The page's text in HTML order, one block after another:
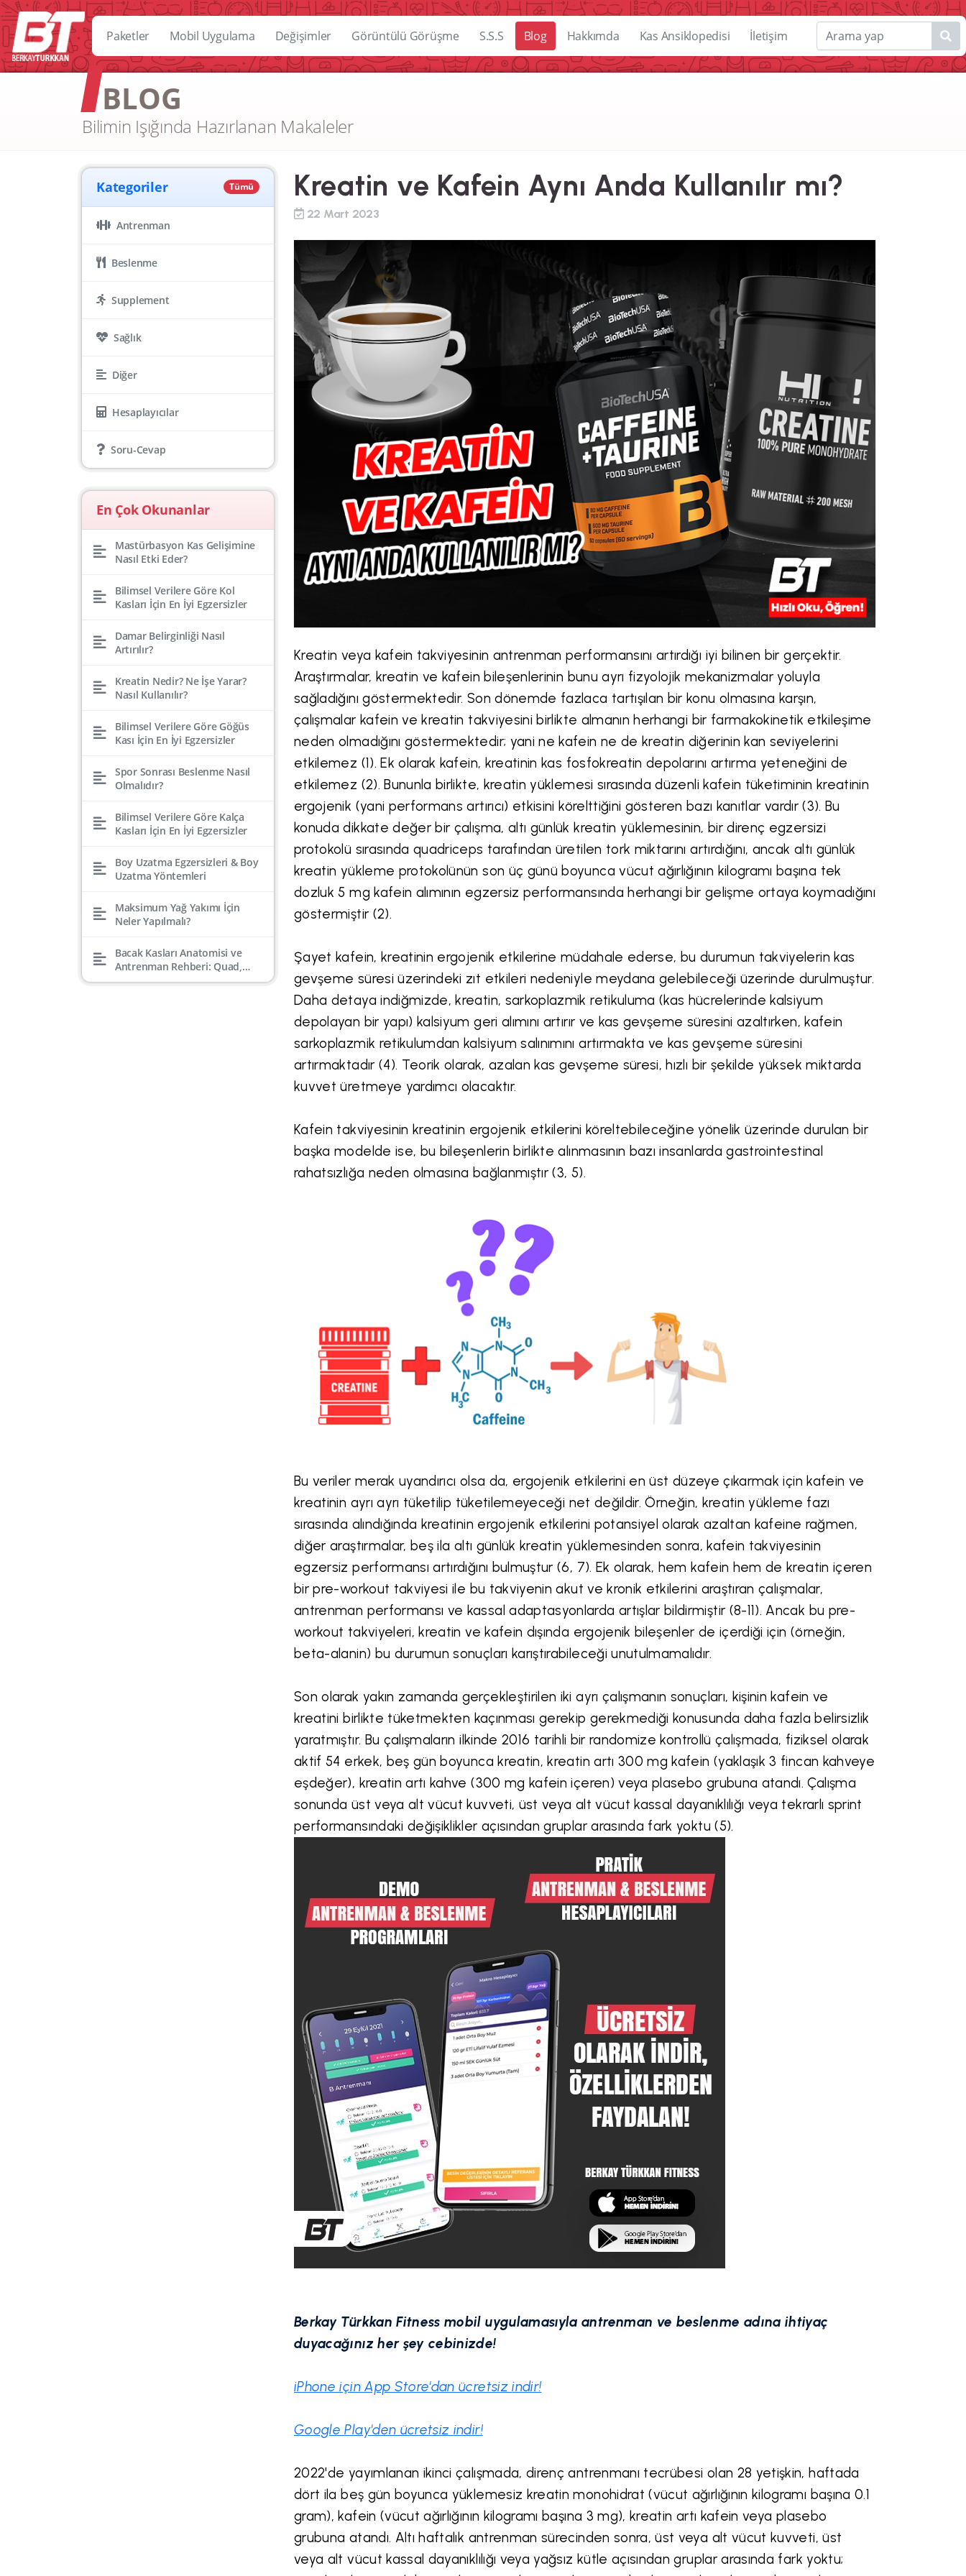
Paketler Mobil Uygulama Değişimler Görüntülü Görüşme S.S.S Blog Hakkımda Kas Ansiklopedisi İletişim
BLOG
Bilimin Işığında Hazırlanan Makaleler
Kategoriler Tümü
Antrenman
Beslenme
Supplement
Sağlık
Diğer
Hesaplayıcılar
Soru-Cevap
En Çok Okunanlar
Mastürbasyon Kas Gelişimine
Nasıl Etki Eder?
Bilimsel Verilere Göre Kol
Kasları İçin En İyi Egzersizler
Damar Belirginliği Nasıl
Artırılır?
Kreatin Nedir? Ne İşe Yarar?
Nasıl Kullanılır?
Bilimsel Verilere Göre Göğüs
Kası İçin En İyi Egzersizler
Spor Sonrası Beslenme Nasıl
Olmalıdır?
Bilimsel Verilere Göre Kalça
Kasları İçin En İyi Egzersizler
Boy Uzatma Egzersizleri & Boy
Uzatma Yöntemleri
Maksimum Yağ Yakımı İçin
Neler Yapılmalı?
Bacak Kasları Anatomisi ve
Antrenman Rehberi: Quad,
Hamstring, Kalf, Gluteal
Kreatin ve Kafein Aynı Anda Kullanılır mı?
22 Mart 2023
Kreatin veya kafein takviyesinin antrenman performansını artırdığı iyi bilinen bir gerçektir.
Araştırmalar, kreatin ve kafein bileşenlerinin bunu ayrı fizyolojik mekanizmalar yoluyla
sağladığını göstermektedir. Son dönemde fazlaca tartışılan bir konu olmasına karşın,
çalışmalar kafein ve kreatin takviyesini birlikte almanın herhangi bir farmakokinetik etkileşime
neden olmadığını göstermektedir; yani ne kafein ne de kreatin diğerinin kan seviyelerini
etkilemez (1). Ek olarak kafein, kreatinin kas fosfokreatin depolarını artırma yeteneğini de
etkilemez (2). Bununla birlikte, kreatin yüklemesi sırasında düzenli kafein tüketiminin kreatinin
ergojenik (yani performans artırıcı) etkisini körelttiğini gösteren bazı kanıtlar vardır (3). Bu
konuda dikkate değer bir çalışma, altı günlük kreatin yüklemesinin, bir direnç egzersizi
protokolü sırasında quadriceps tarafından üretilen tork miktarını artırdığını, ancak altı günlük
kreatin yükleme protokolünün son üç günü boyunca vücut ağırlığının kilogramı başına tek
dozluk 5 mg kafein alımının egzersiz performansında herhangi bir gelişme ortaya koymadığını
göstermiştir (2).
Şayet kafein, kreatinin ergojenik etkilerine müdahale ederse, bu durumun takviyelerin kas
gevşeme süresi üzerindeki zıt etkileri nedeniyle meydana gelebileceği üzerinde durulmuştur.
Daha detaya indiğmizde, kreatin, sarkoplazmik retikuluma (kas hücrelerinde kalsiyum
depolayan bir yapı) kalsiyum geri alımını artırır ve kas gevşeme süresini azaltırken, kafein
sarkoplazmik retikulumdan kalsiyum salınımını artırmakta ve kas gevşeme süresini
artırmaktadır (4). Teorik olarak, azalan kas gevşeme süresi, hızlı bir şekilde yüksek miktarda
kuvvet üretmeye yardımcı olacaktır.
Kafein takviyesinin kreatinin ergojenik etkilerini köreltebileceğine yönelik üzerinde durulan bir
başka modelde ise, bu bileşenlerin birlikte alınmasının bazı insanlarda gastrointestinal
rahatsızlığa neden olmasına bağlanmıştır (3, 5).
Bu veriler merak uyandırıcı olsa da, ergojenik etkilerini en üst düzeye çıkarmak için kafein ve
kreatinin ayrı ayrı tüketilip tüketilemeyeceği net değildir. Örneğin, kreatin yükleme fazı
sırasında alındığında kreatinin ergojenik etkilerini potansiyel olarak azaltan kafeine rağmen,
diğer araştırmalar, beş ila altı günlük kreatin yüklemesinden sonra, kafein takviyesinin
egzersiz performansı artırdığını bulmuştur (6, 7). Ek olarak, hem kafein hem de kreatin içeren
bir pre-workout takviyesi ile bu takviyenin akut ve kronik etkilerini araştıran çalışmalar,
antrenman performansı ve kassal adaptasyonlarda artışlar bildirmiştir (8-11). Ancak bu pre-
workout takviyeleri, kreatin ve kafein dışında ergojenik bileşenler de içerdiği için (örneğin,
beta-alanin) bu durumun sonuçları karıştırabileceği unutulmamalıdır.
Son olarak yakın zamanda gerçekleştirilen iki ayrı çalışmanın sonuçları, kişinin kafein ve
kreatini birlikte tüketmekten kaçınması gerekip gerekmediği konusunda daha fazla belirsizlik
yaratmıştır. Bu çalışmaların ilkinde 2016 tarihli bir randomize kontrollü çalışmada, fiziksel olarak
aktif 54 erkek, beş gün boyunca kreatin, kreatin artı 300 mg kafein (yaklaşık 3 fincan kahveye
eşdeğer), kreatin artı kahve (300 mg kafein içeren) veya plasebo grubuna atandı. Çalışma
sonunda üst veya alt vücut kuvveti, üst veya alt vücut kassal dayanıklılığı veya tekrarlı sprint
performansındaki değişiklikler açısından gruplar arasında fark yoktu (5).
Berkay Türkkan Fitness mobil uygulamasıyla antrenman ve beslenme adına ihtiyaç
duyacağınız her şey cebinizde!
iPhone için App Store'dan ücretsizindir!
Google Play'den ücretsiz indir!
2022'de yayımlanan ikinci çalışmada, direnç antrenmanı tecrübesi olan 28 yetişkin, haftada
dört ila beş gün boyunca yüklemesiz kreatin monohidrat (vücut ağırlığının kilogramı başına 0.1
gram), kafein (vücut ağırlığının kilogramı başına 3 mg), kreatin artı kafein veya plasebo
grubuna atandı. Altı haftalık antrenman sürecinden sonra, üst veya alt vücut kuvveti, üst
veya alt vücut kassal dayanıklılığı veya yağsız kütle açısından gruplar arasında fark yoktu;